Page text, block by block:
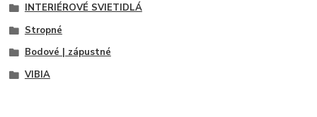
INTERIÉROVÉ SVIETIDLÁ
Stropné
Bodové | zápustné
VIBIA